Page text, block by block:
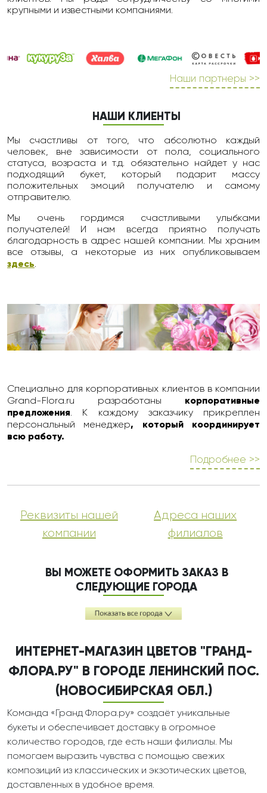
крупными и известными компаниями.
Наши партнеры >>
НАШИ КЛИЕНТЫ
Мы счастливы от того, что абсолютно каждый
человек, вне зависимости от пола, социального
статуса, возраста и т.д. обязательно найдет у нас
подходящий букет, который подарит массу
положительных эмоций получателю и самому
отправителю.
Мы очень гордимся счастливыми улыбками
получателей! И нам всегда приятно получать
благодарность в адрес нашей компании. Мы храним
все отзывы, а некоторые из них опубликовываем
здесь.
Специально для корпоративных клиентов в компании
Grand-Flora.ru разработаны корпоративные
предложения. К каждому заказчику прикреплен
персональный менеджер, который координирует
всю работу.
Подробнее >>
Реквизиты нашей
компании
Адреса наших
филиалов
ВЫ МОЖЕТЕ ОФОРМИТЬ ЗАКАЗ В
СЛЕДУЮЩИЕ ГОРОДА
ИНТЕРНЕТ-МАГАЗИН ЦВЕТОВ "ГРАНД-
ФЛОРА.РУ" В ГОРОДЕ ЛЕНИНСКИЙ ПОС.
(НОВОСИБИРСКАЯ ОБЛ.)
Команда «Гранд Флора.ру» создаёт уникальные
букеты и обеспечивает доставку в огромное
количество городов, где есть наши филиалы. Мы
помогаем выразить чувства с помощью свежих
композиций из классических и экзотических цветов,
доставленных в удобное время.